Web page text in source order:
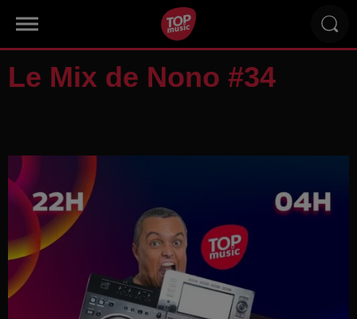
Le Mix de Nono #34